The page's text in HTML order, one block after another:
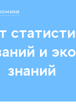
и
знаний